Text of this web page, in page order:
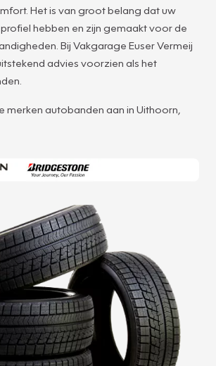
Het is van groot belang dat uw
hebben en zijn gemaakt voor de
Bij Vakgarage Euser Vermeij
advies voorzien als het
merken autobanden aan in Uithoorn,